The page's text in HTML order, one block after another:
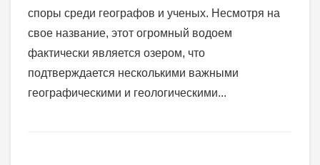
споры среди географов и ученых. Несмотря на
свое название, этот огромный водоем
фактически является озером, что
подтверждается несколькими важными
географическими и геологическими...